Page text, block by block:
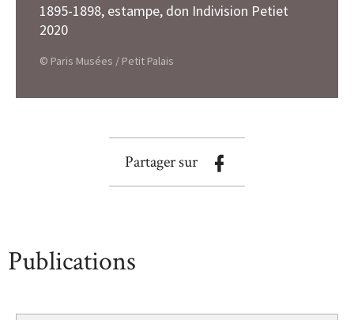
1895-1898, estampe, don Indivision Petiet
2020
© Paris Musées / Petit Palais
Partager sur
Publications